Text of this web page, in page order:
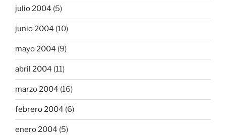
julio 2004 (5)
junio 2004 (10)
mayo 2004 (9)
abril 2004 (11)
marzo 2004 (16)
febrero 2004 (6)
enero 2004 (5)